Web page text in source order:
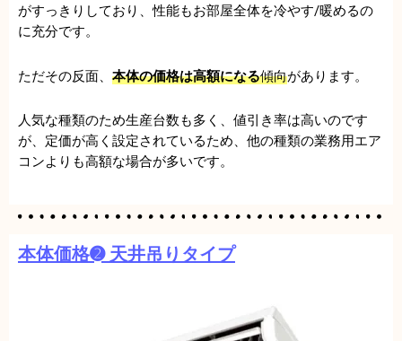
がすっきりしており、性能もお部屋全体を冷やす/暖めるの
に充分です。
ただその反面、 本体の価格は高額になる傾向があります。
人気な種類のため生産台数も多く、値引き率は高いのです
が、定価が高く設定されているため、他の種類の業務用エア
コンよりも高額な場合が多いです。
本体価格➋ 天井吊りタイプ